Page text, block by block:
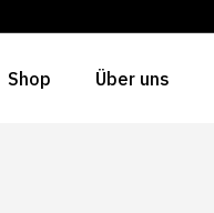
Shop Über uns